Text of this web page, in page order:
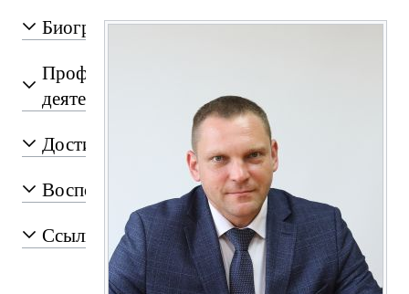
Биография
Профессиональная
деятельность
Достижения
Воспоминания
Ссылки